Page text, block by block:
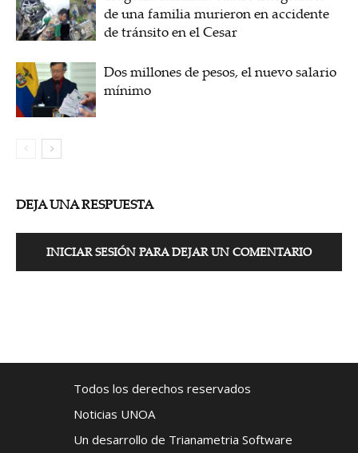
de una familia murieron en accidente
de tránsito en el Cesar
Dos millones de pesos, el nuevo salario
mínimo
DEJA UNA RESPUESTA
INICIAR SESIÓN PARA DEJAR UN COMENTARIO
Todos los derechos reservados
Noticias UNOA
Un desarrollo de Trianametria Software